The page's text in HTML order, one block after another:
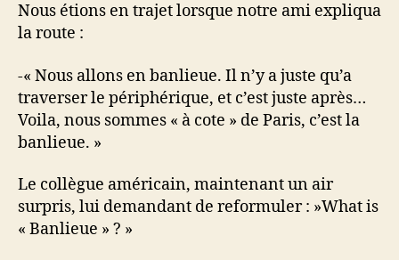
Nous étions en trajet lorsque notre ami expliqua
la route :
-« Nous allons en banlieue. Il n’y a juste qu’a
traverser le périphérique, et c’est juste après…
Voila, nous sommes « à cote » de Paris, c’est la
banlieue. »
Le collègue américain, maintenant un air
surpris, lui demandant de reformuler : »What is
« Banlieue » ? »